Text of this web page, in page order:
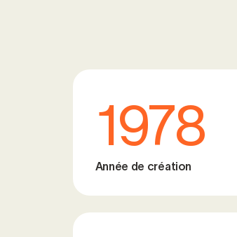
1978
Année de création